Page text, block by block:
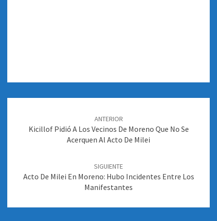
entradas
ANTERIOR
Kicillof Pidió A Los Vecinos De Moreno Que No Se
Acerquen Al Acto De Milei
SIGUIENTE
Acto De Milei En Moreno: Hubo Incidentes Entre Los
Manifestantes